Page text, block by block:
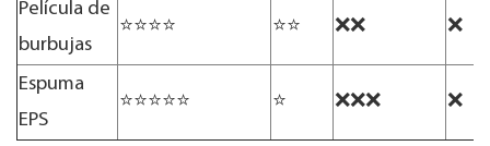
Película de
burbujas
⭐⭐⭐⭐ ⭐⭐ ❌❌ ❌
Espuma
EPS
⭐⭐⭐⭐⭐ ⭐ ❌❌❌ ❌